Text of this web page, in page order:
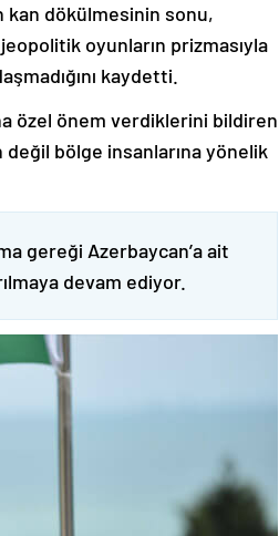
kan dökülmesinin sonu,
oyunların prizmasıyla
kaydetti.
özel önem verdiklerini bildiren
değil bölge insanlarına yönelik
gereği Azerbaycan’a ait
devam ediyor.